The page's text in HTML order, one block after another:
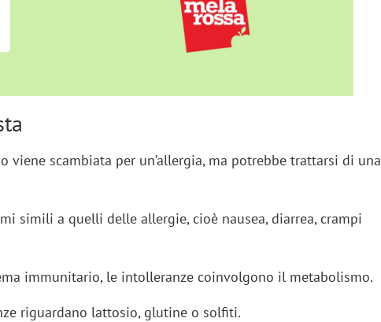
viene scambiata per un’allergia, ma potrebbe trattarsi di una
simili a quelli delle allergie, cioè nausea, diarrea, crampi
immunitario, le intolleranze coinvolgono il metabolismo.
riguardano lattosio, glutine o solfiti.